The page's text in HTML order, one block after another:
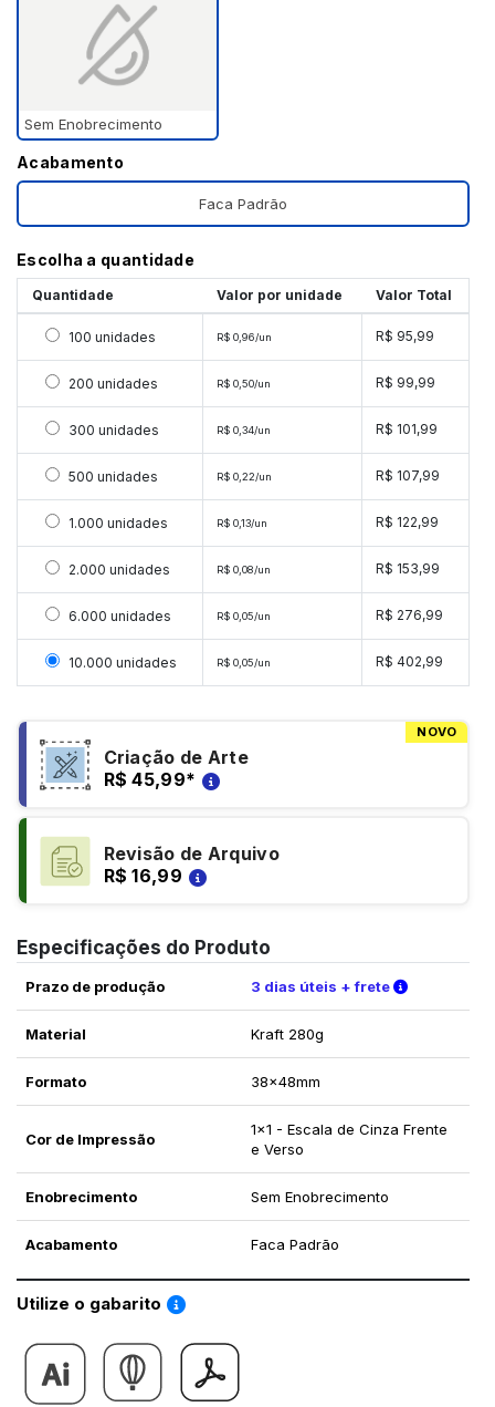
Sem Enobrecimento
Acabamento
Faca Padrão
Escolha a quantidade
Quantidade Valor por unidade Valor Total
Selecionar 100 unidades
100 unidades R$ 0,96/un R$ 95,99
Selecionar 200 unidades
200 unidades R$ 0,50/un R$ 99,99
Selecionar 300 unidades
300 unidades R$ 0,34/un R$ 101,99
Selecionar 500 unidades
500 unidades R$ 0,22/un R$ 107,99
Selecionar 1000 unidades
1.000 unidades R$ 0,13/un R$ 122,99
Selecionar 2000 unidades
2.000 unidades R$ 0,08/un R$ 153,99
Selecionar 6000 unidades
6.000 unidades R$ 0,05/un R$ 276,99
Selecionar 10000 unidades
10.000 unidades R$ 0,05/un R$ 402,99
NOVO
Criação de Arte
R$ 45,99*
Revisão de Arquivo
R$ 16,99
Especificações do Produto
Prazo de produção 3 dias úteis + frete Verifique
Material Kraft 280g
Formato 38x48mm
Cor de Impressão
1x1 - Escala de Cinza Frente
e Verso
Enobrecimento Sem Enobrecimento
Acabamento Faca Padrão
Utilize o gabarito Saiba como utilizar os nossos gabaritos